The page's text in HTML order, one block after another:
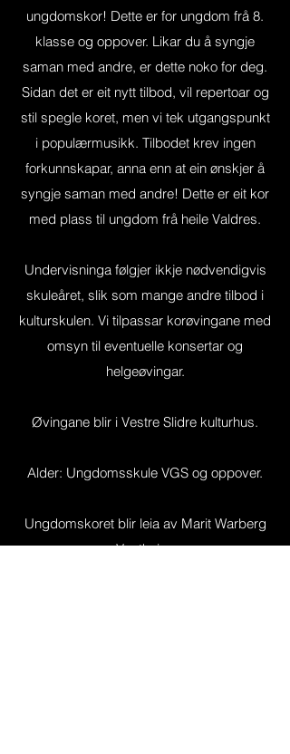
ungdomskor! Dette er for ungdom frå 8.
klasse og oppover. Likar du å syngje
saman med andre, er dette noko for deg.
Sidan det er eit nytt tilbod, vil repertoar og
stil spegle koret, men vi tek utgangspunkt
i populærmusikk. Tilbodet krev ingen
forkunnskapar, anna enn at ein ønskjer å
syngje saman med andre! Dette er eit kor
med plass til ungdom frå heile Valdres.
Undervisninga følgjer ikkje nødvendigvis
skuleåret, slik som mange andre tilbod i
kulturskulen. Vi tilpassar korøvingane med
omsyn til eventuelle konsertar og
helgeøvingar.
Øvingane blir i Vestre Slidre kulturhus.
Alder: Ungdomsskule VGS og oppover.
Ungdomskoret blir leia av Marit Warberg
Vestheim.